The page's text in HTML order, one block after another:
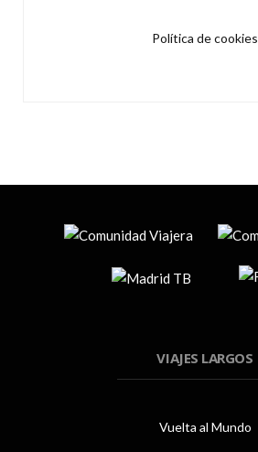
Política de cookies
VIAJES LARGOS
Vuelta al Mundo